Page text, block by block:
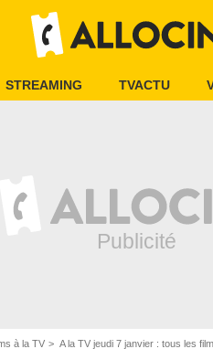
STREAMING TVACTU
à la TV A la TV jeudi 7 janvier : tous les